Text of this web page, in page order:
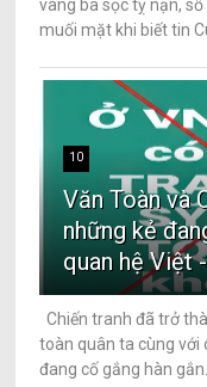
vàng ba sọc tỵ nạn,
muối mặt khi biết tin
10
Văn Toàn và
những kẻ
quan hệ Việt
Chiến tranh đã trở
toàn quân ta cùng với
đang cố gắng hàn